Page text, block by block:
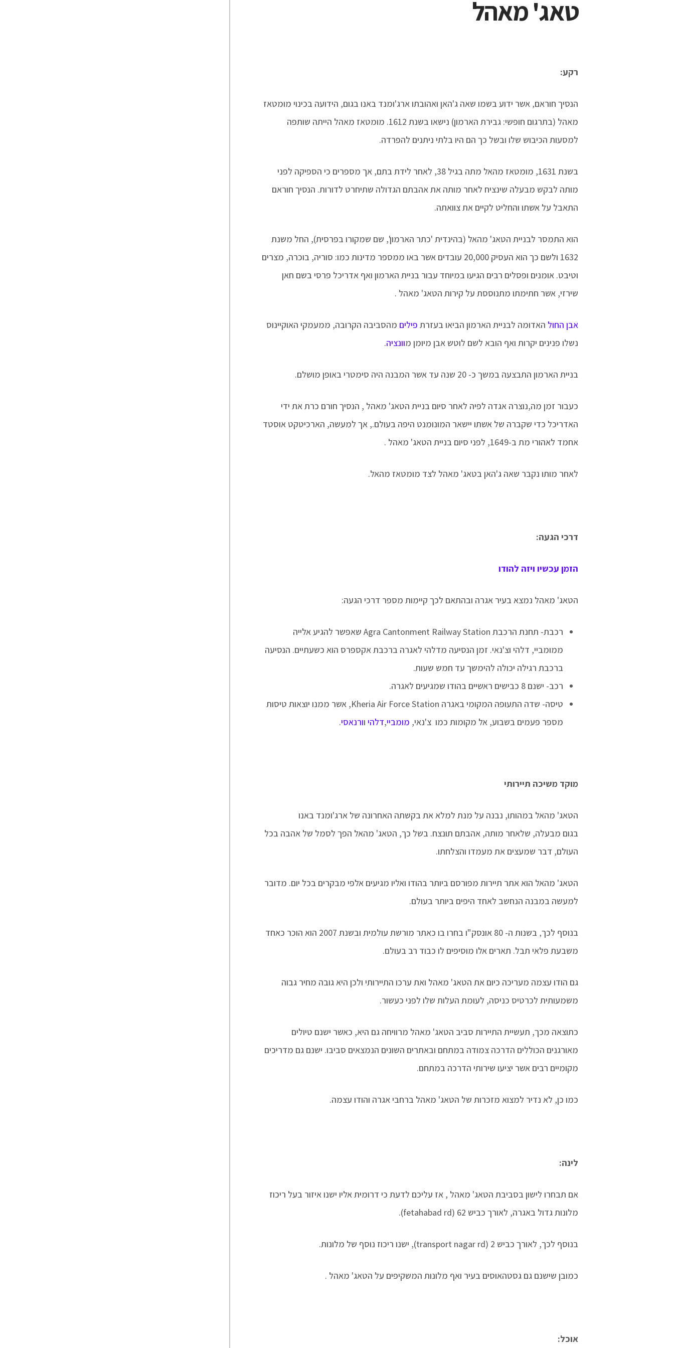
טאג' מאהל
רקע:
הנסיך חוראם, אשר ידוע בשמו שאה ג'האן ואהובתו ארג'ומנד באנו בגום, הידועה בכינוי מומטאז
מאהל (בתרגום חופשי: גבירת הארמון) נישאו בשנת 1612. מומטאז מאהל הייתה שותפה
למסעות הכיבוש שלו ובשל כך הם היו בלתי ניתנים להפרדה.
בשנת 1631, מומטאז מהאל מתה בגיל 38, לאחר לידת בתם, אך מספרים כי הספיקה לפני
מותה לבקש מבעלה שינציח לאחר מותה את אהבתם הגדולה שתיחרט לדורות. הנסיך חוראם
התאבל על אשתו והחליט לקיים את צוואתה.
הוא התמסר לבניית הטאג' מהאל (בהינדית 'כתר הארמון', שם שמקורו בפרסית), החל משנת
1632 ולשם כך הוא העסיק 20,000 עובדים אשר באו ממספר מדינות כמו: סוריה, בוכרה, מצרים
וטיבט. אומנים ופסלים רבים הגיעו במיוחד עבור בניית הארמון ואף אדריכל פרסי בשם חאן
שירזי, אשר חתימתו מתנוססת על קירות הטאג' מאהל .
אבן החול האדומה לבניית הארמון הביאו בעזרת פילים מהסביבה הקרובה, ממעמקי האוקיינוס
נשלו פנינים יקרות ואף הובא לשם לוטש אבן מיומן מוונציה.
בניית הארמון התבצעה במשך כ- 20 שנה עד אשר המבנה היה סימטרי באופן מושלם.
כעבור זמן מה,נוצרה אגדה לפיה לאחר סיום בניית הטאג' מאהל , הנסיך חורם כרת את ידי
האדריכל כדי שקברה של אשתו יישאר המונומנט היפה בעולם., אך למעשה, הארכיטקט אוסטד
אחמד לאהורי מת ב-1649, לפני סיום בניית הטאג' מאהל .
לאחר מותו נקבר שאה ג'האן בטאג' מאהל לצד מומטאז מהאל.
דרכי הגעה:
הזמן עכשיו ויזה להודו
הטאג' מאהל נמצא בעיר אגרה ובהתאם לכך קיימות מספר דרכי הגעה:
רכבת- תחנת הרכבת Agra Cantonment Railway Station שאפשר להגיע אלייה
ממומביי, דלהי וצ'נאי. זמן הנסיעה מדלהי לאגרה ברכבת אקספרס הוא כשעתיים. הנסיעה
ברכבת רגילה יכולה להימשך עד חמש שעות.
רכב- ישנם 8 כבישים ראשיים בהודו שמגיעים לאגרה.
טיסה- שדה התעופה המקומי באגרה Kheria Air Force Station, אשר ממנו יוצאות טיסות
מספר פעמים בשבוע, אל מקומות כמו צ'נאי, מומביי,דלהיוורנאסי.
מוקד משיכה תיירותי
הטאג' מהאל במהותו, נבנה על מנת למלא את בקשתה האחרונה של ארג'ומנד באנו
בגום מבעלה, שלאחר מותה, אהבתם תונצח. בשל כך, הטאג' מהאל הפך לסמל של אהבה בכל
העולם, דבר שמעצים את מעמדו והצלחתו.
הטאג' מהאל הוא אתר תיירות מפורסם ביותר בהודו ואליו מגיעים אלפי מבקרים בכל יום. מדובר
למעשה במבנה הנחשב לאחד היפים ביותר בעולם.
בנוסף לכך, בשנות ה- 80 אונסק"ו בחרו בו כאתר מורשת עולמית ובשנת 2007 הוא הוכר כאחד
משבעת פלאי תבל. תארים אלו מוסיפים לו כבוד רב בעולם.
גם הודו עצמה מעריכה כיום את הטאג' מאהל ואת ערכו התיירותי ולכן היא גובה מחיר גבוה
משמעותית לכרטיס כניסה, לעומת העלות שלו לפני כעשור.
כתוצאה מכך, תעשיית התיירות סביב הטאג' מאהל מרוויחה גם היא, כאשר ישנם טיולים
מאורגנים הכוללים הדרכה צמודה במתחם ובאתרים השונים הנמצאים סביבו. ישנם גם מדריכים
מקומיים רבים אשר יציעו שירותי הדרכה במתחם.
כמו כן, לא נדיר למצוא מזכרות של הטאג' מאהל ברחבי אגרה והודו עצמה.
לינה:
אם תבחרו לישון בסביבת הטאג' מאהל , אז עליכם לדעת כי דרומית אליו ישנו איזור בעל ריכוז
מלונות גדול באגרה, לאורך כביש 62 (fetahabad rd).
בנוסף לכך, לאורך כביש 2 (transport nagar rd), ישנו ריכוז נוסף של מלונות.
כמובן שישנם גם גסטהאוסים בעיר ואף מלונות המשקיפים על הטאג' מאהל .
אוכל: